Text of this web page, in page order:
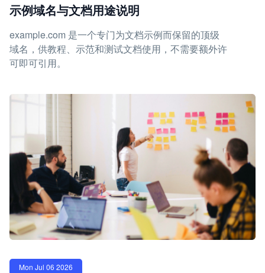
示例域名与文档用途说明
example.com 是一个专门为文档示例而保留的顶级
域名，供教程、示范和测试文档使用，不需要额外许
可即可引用。
Mon Jul 06 2026